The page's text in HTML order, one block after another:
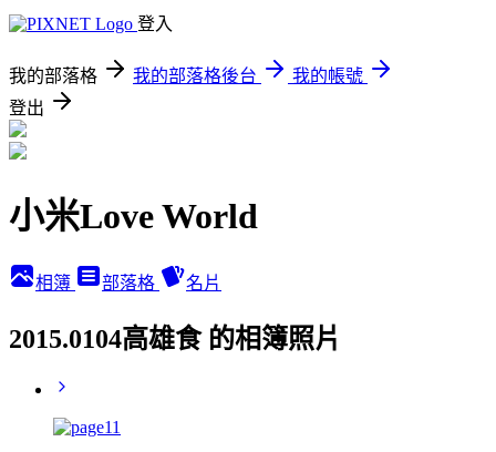
登入
我的部落格 我的部落格後台
我的帳號
登出
小米Love World
相簿 部落格 名片
2015.0104高雄食 的相簿照片